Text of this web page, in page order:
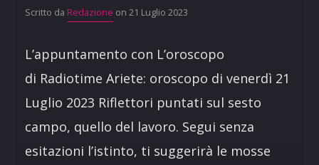
Scritto da Redazione on 21 Luglio 2023
L’appuntamento con L’oroscopo
di Radiotime Ariete: oroscopo di venerdì 21
Luglio 2023 Riflettori puntati sul sesto
campo, quello del lavoro. Segui senza
esitazioni l’istinto, ti suggerirà le mosse